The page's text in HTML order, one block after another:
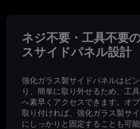
ネジ不要・工具不要
スサイドパネル設計
強化ガラス製サイドパネルはピ
り、簡単に取り外せるため、工
へ素早くアクセスできます。オ
取り付ければ、強化ガラス製サ
にしっかりと固定することも可能